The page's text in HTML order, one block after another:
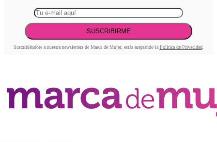
Suscribiéndote a nuestra newsletters de Marca de Mujer, estás aceptando la Política de Privacidad.